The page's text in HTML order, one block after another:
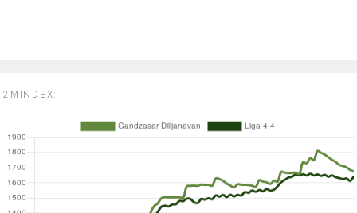
2MINDEX: